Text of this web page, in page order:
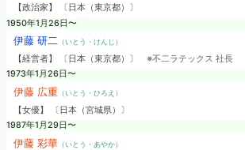
【政治家】 〔日本（東京都）〕
1950年1月26日〜
伊藤 研二（いとう・けんじ）
【経営者】 〔日本（東京都）〕 ※不二ラテックス 社長
1973年1月26日〜
伊藤 広重（いとう・ひろえ）
【女優】 〔日本（宮城県）〕
1987年1月29日〜
伊藤 彩華（いとう・あやか）